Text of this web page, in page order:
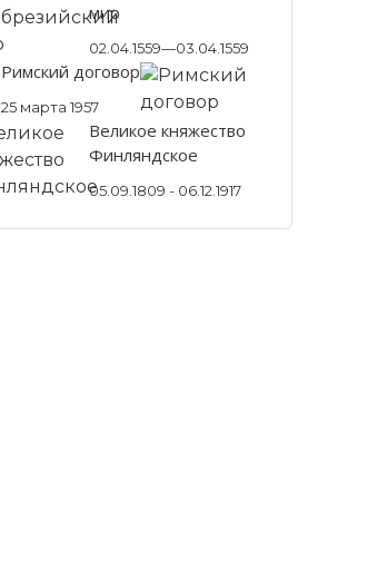
мир
02.04.1559—03.04.1559
Римский договор
25 марта 1957
Великое княжество
Финляндское
05.09.1809 - 06.12.1917